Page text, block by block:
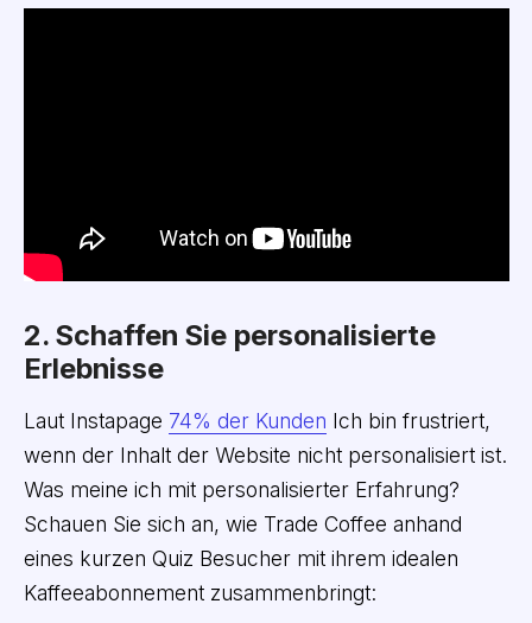
2. Schaffen Sie personalisierte
Erlebnisse
Laut Instapage 74% der Kunden Ich bin frustriert,
wenn der Inhalt der Website nicht personalisiert ist.
Was meine ich mit personalisierter Erfahrung?
Schauen Sie sich an, wie Trade Coffee anhand
eines kurzen Quiz Besucher mit ihrem idealen
Kaffeeabonnement zusammenbringt: